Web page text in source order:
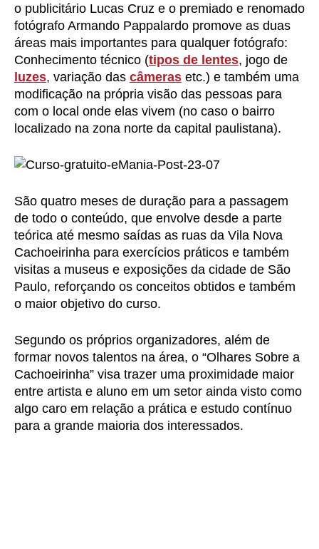
o publicitário Lucas Cruz e o premiado e renomado
fotógrafo Armando Pappalardo promove as duas
áreas mais importantes para qualquer fotógrafo:
Conhecimento técnico (tipos de lentes, jogo de
luzes, variação das câmeras etc.) e também uma
modificação na própria visão das pessoas para
com o local onde elas vivem (no caso o bairro
localizado na zona norte da capital paulistana).
São quatro meses de duração para a passagem
de todo o conteúdo, que envolve desde a parte
teórica até mesmo saídas as ruas da Vila Nova
Cachoeirinha para exercícios práticos e também
visitas a museus e exposições da cidade de São
Paulo, reforçando os conceitos obtidos e também
o maior objetivo do curso.
Segundo os próprios organizadores, além de
formar novos talentos na área, o “Olhares Sobre a
Cachoeirinha” visa trazer uma proximidade maior
entre artista e aluno em um setor ainda visto como
algo caro em relação a prática e estudo contínuo
para a grande maioria dos interessados.